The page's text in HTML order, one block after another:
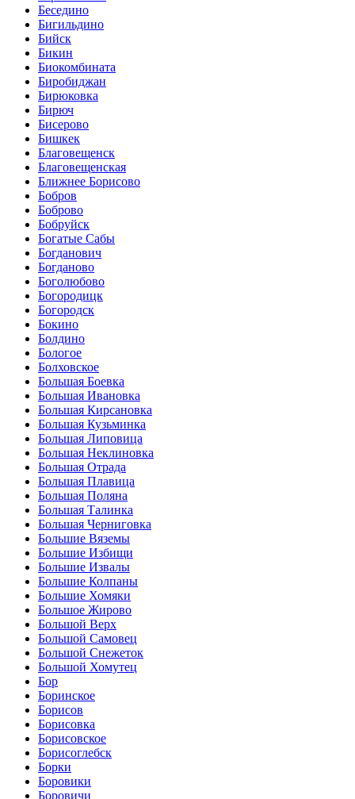
Беседино
Бигильдино
Бийск
Бикин
Биокомбината
Биробиджан
Бирюковка
Бирюч
Бисерово
Бишкек
Благовещенск
Благовещенская
Ближнее Борисово
Бобров
Боброво
Бобруйск
Богатые Сабы
Богданович
Богданово
Боголюбово
Богородицк
Богородск
Бокино
Болдино
Бологое
Болховское
Большая Боевка
Большая Ивановка
Большая Кирсановка
Большая Кузьминка
Большая Липовица
Большая Неклиновка
Большая Отрада
Большая Плавица
Большая Поляна
Большая Талинка
Большая Черниговка
Большие Вяземы
Большие Избищи
Большие Извалы
Большие Колпаны
Большие Хомяки
Большое Жирово
Большой Верх
Большой Самовец
Большой Снежеток
Большой Хомутец
Бор
Боринское
Борисов
Борисовка
Борисовское
Борисоглебск
Борки
Боровики
Боровичи